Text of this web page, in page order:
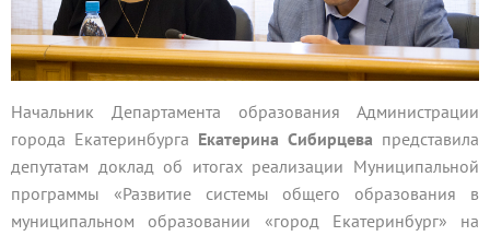
Начальник Департамента образования Администрации
города Екатеринбурга Екатерина Сибирцева представила
депутатам доклад об итогах реализации Муниципальной
программы «Развитие системы общего образования в
муниципальном образовании «город Екатеринбург» на